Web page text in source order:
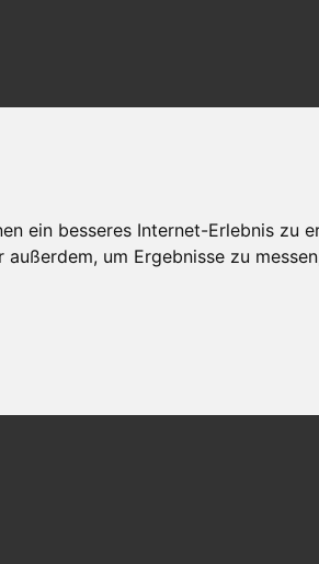
ein besseres Internet-Erlebnis zu
um Ergebnisse zu